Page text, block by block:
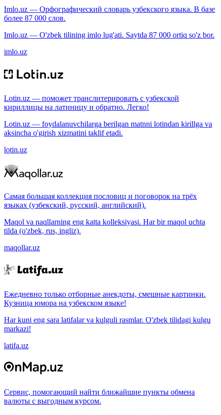
Imlo.uz — Орфографический словарь узбекского языка. В базе
более 87 000 слов.
Imlo.uz — O'zbek tilining imlo lug'ati. Saytda 87 000 ortiq so'z bor.
imlo.uz
Lotin.uz — поможет транслитерировать с узбекской
кириллицы на латиницу и обратно. Легко!
Lotin.uz — foydalanuvchilarga berilgan matnni lotindan kirillga va
aksincha o'girish xizmatini taklif etadi.
lotin.uz
Самая большая коллекция пословиц и поговорок на трёх
языках (узбекский, русский, английский).
Maqol va naqllarning eng katta kolleksiyasi. Har bir maqol uchta
tilda (o'zbek, rus, ingliz).
maqollar.uz
Ежедневно только отборные анекдоты, смешные картинки.
Кузница юмора на узбекском языке!
Har kuni eng sara latifalar va kulguli rasmlar. O'zbek tilidagi kulgu
markazi!
latifa.uz
Сервис, помогающий найти ближайшие пункты обмена
валюты с выгодным курсом.